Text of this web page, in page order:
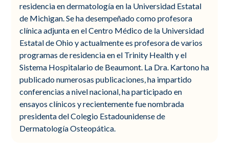
residencia en dermatología en la Universidad Estatal
de Michigan. Se ha desempeñado como profesora
clínica adjunta en el Centro Médico de la Universidad
Estatal de Ohio y actualmente es profesora de varios
programas de residencia en el Trinity Health y el
Sistema Hospitalario de Beaumont. La Dra. Kartono ha
publicado numerosas publicaciones, ha impartido
conferencias a nivel nacional, ha participado en
ensayos clínicos y recientemente fue nombrada
presidenta del Colegio Estadounidense de
Dermatología Osteopática.